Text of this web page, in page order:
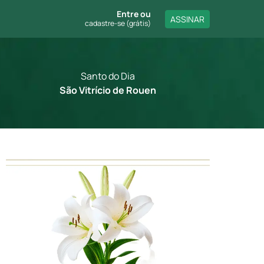
Entreou
cadastre-se (grátis) ASSINAR
Santo do Dia
São Vitrício de Rouen